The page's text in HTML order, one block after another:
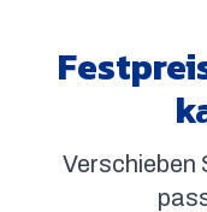
Verschieben